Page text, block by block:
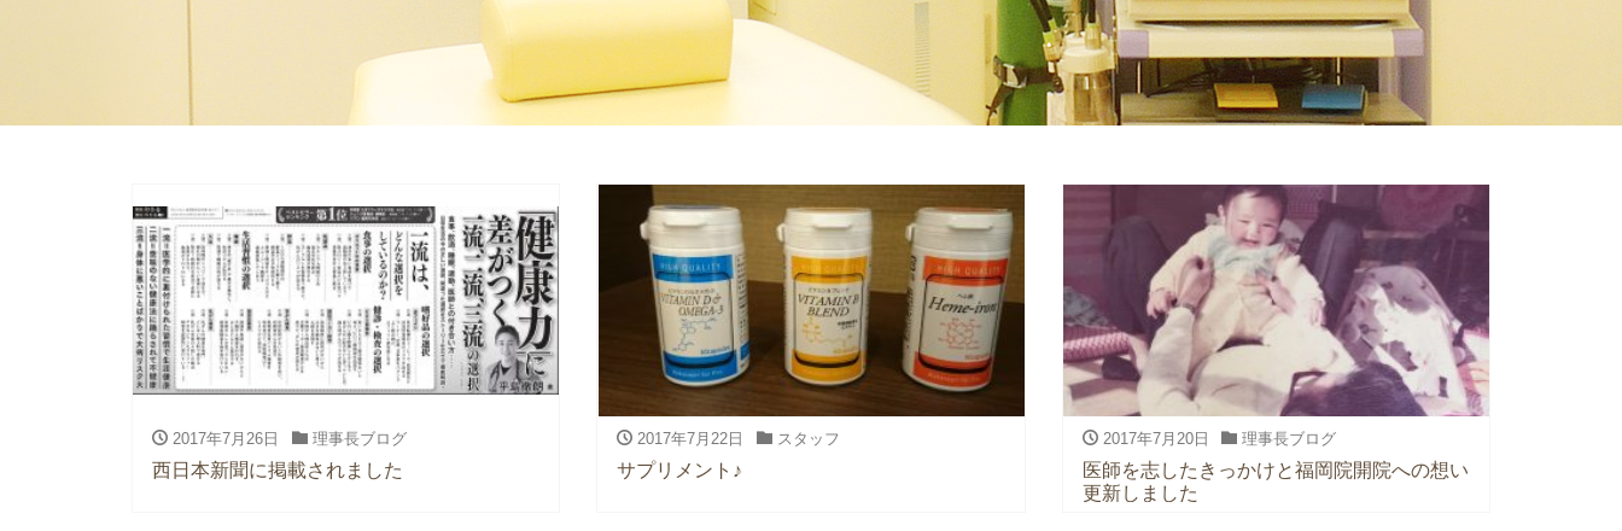
2017年7月26日 理事長ブログ
西日本新聞に掲載されました
2017年7月22日 スタッフ
サプリメント♪
2017年7月20日 理事長ブログ
医師を志したきっかけと福岡院開院への想い
更新しました